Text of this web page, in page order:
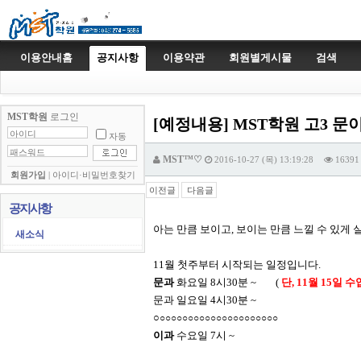
이용안내홈 공지사항 이용약관 회원별게시물 검색
MST학원 로그인
자동
회원가입 아이디·비밀번호찾기
공지사항
새소식
[예정내용] MST학원 고3 문
MST™♡ 2016-10-27 (목) 13:19:28 16391
이전글 다음글
아는 만큼 보이고, 보이는 만큼 느낄 수 있게
11월 첫주부터 시작되는 일정입니다.
문과화요일 8시30분 ~ ( 단, 11월 15일 수
문과 일요일 4시30분 ~
○○○○○○○○○○○○○○○○○○○○○○
이과수요일 7시 ~